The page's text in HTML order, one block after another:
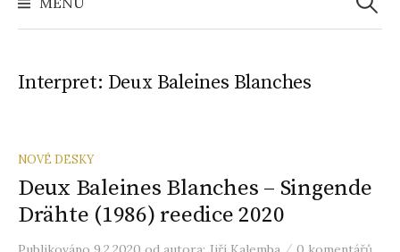
Interpret: Deux Baleines Blanches
NOVÉ DESKY
Deux Baleines Blanches – Singende
Drähte (1986) reedice 2020
/